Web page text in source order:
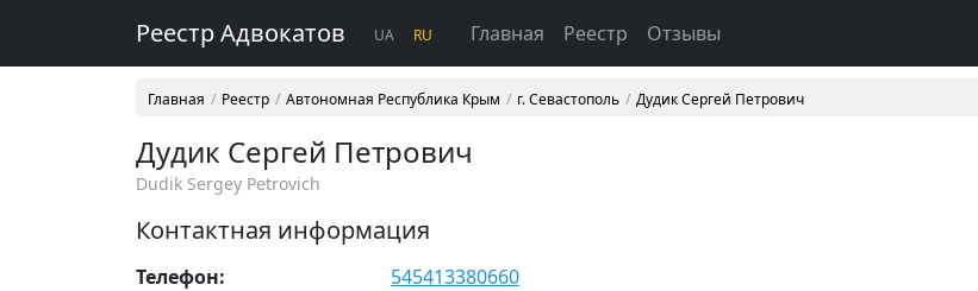
Реестр Адвокатов UA RU Главная Реестр Отзывы
Главная Реестр Автономная Республика Крым г. Севастополь Дудик Сергей Петрович
Дудик Сергей Петрович
Dudik Sergey Petrovich
Контактная информация
Телефон:
545413380660